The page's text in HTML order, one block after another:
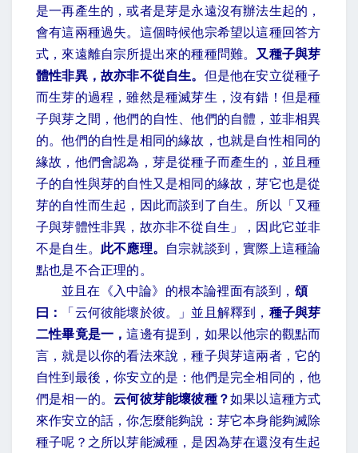
是一再產生的，或者是芽是永遠沒有辦法生起的，
會有這兩種過失。這個時候他宗希望以這種回答方
式，來遠離自宗所提出來的種種問難。 又種子與芽
體性非異，故亦非不從自生。 但是他在安立從種子
而生芽的過程，雖然是種滅芽生，沒有錯！但是種
子與芽之間，他們的自性、他們的自體，並非相異
的。他們的自性是相同的緣故，也就是自性相同的
緣故，他們會認為，芽是從種子而產生的，並且種
子的自性與芽的自性又是相同的緣故，芽它也是從
芽的自性而生起，因此而談到了自生。所以「又種
子與芽體性非異，故亦非不從自生」，因此它並非
不是自生。 此不應理。
自宗就談到，實際上這種論
點也是不合正理的。
並且在《入中論》的根本論裡面有談到， 頌
曰：
「云何彼能壞於彼。」並且解釋到， 種子與芽
二性畢竟是一，這邊有提到，如果以他宗的觀點而
言，就是以你的看法來說，種子與芽這兩者，它的
自性到最後，你安立的是：他們是完全相同的，他
們是相一的。云何彼芽能壞彼種？如果以這種方式
來作安立的話，你怎麼能夠說：芽它本身能夠滅除
種子呢？之所以芽能滅種，是因為芽在還沒有生起